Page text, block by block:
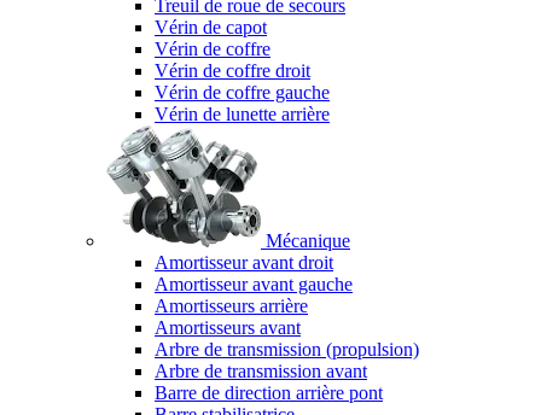
Treuil de roue de secours
Vérin de capot
Vérin de coffre
Vérin de coffre droit
Vérin de coffre gauche
Vérin de lunette arrière
Mécanique
Amortisseur avant droit
Amortisseur avant gauche
Amortisseurs arrière
Amortisseurs avant
Arbre de transmission (propulsion)
Arbre de transmission avant
Barre de direction arrière pont